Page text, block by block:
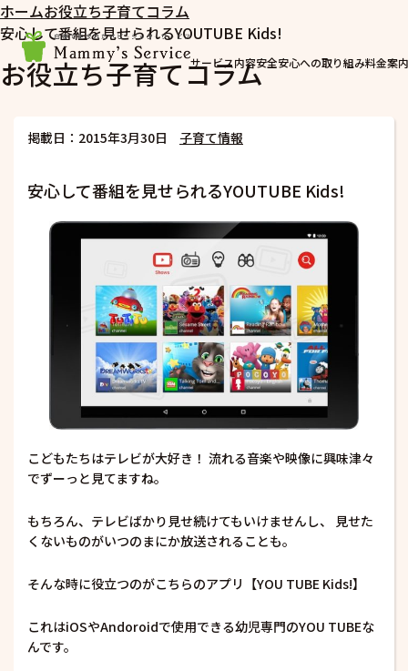
サービス内容安全安心への取り組み料金案内
ホームお役立ち子育てコラム
安心して番組を見せられるYOUTUBE Kids!
お役立ち子育てコラム
掲載日：2015年3月30日 子育て情報
安心して番組を見せられるYOUTUBE Kids!
こどもたちはテレビが大好き！ 流れる音楽や映像に興味津々
でずーっと見てますね。
もちろん、テレビばかり見せ続けてもいけませんし、 見せた
くないものがいつのまにか放送されることも。
そんな時に役立つのがこちらのアプリ【YOU TUBE Kids!】
これはiOSやAndoroidで使用できる幼児専門のYOU TUBEな
んです。